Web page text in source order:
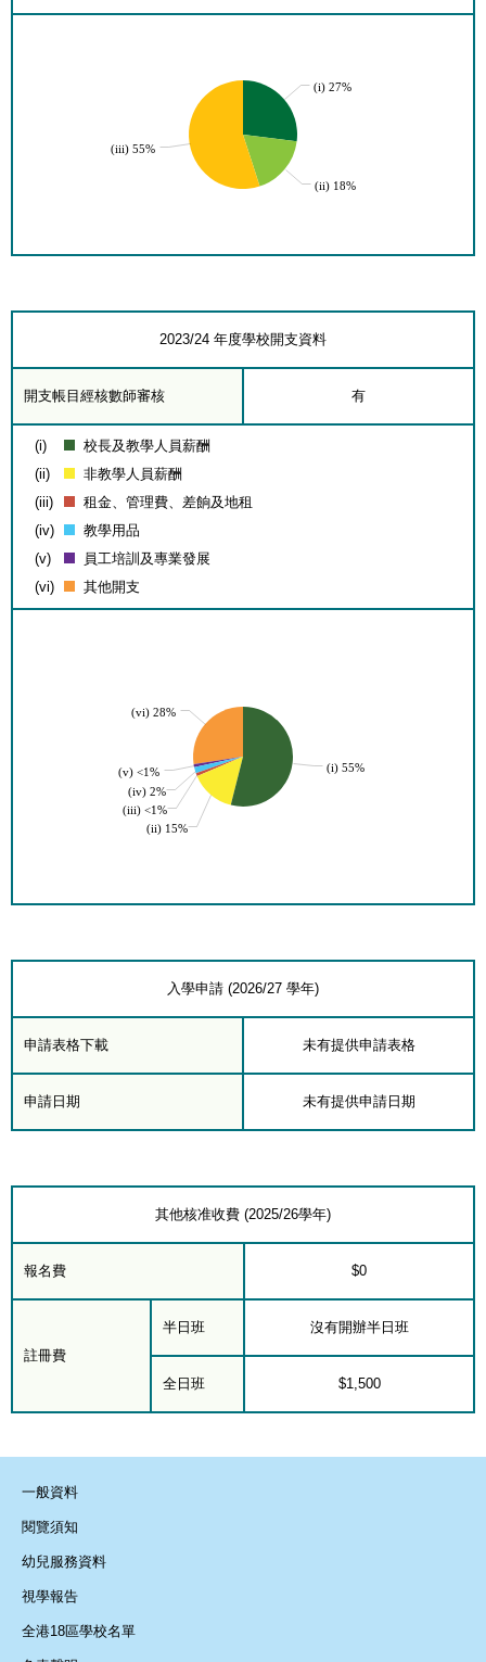
(i) 27%
(ii) 18%
(iii) 55%
2023/24 年度學校開支資料
開支帳目經核數師審核 有
(i)
校長及教學人員薪酬
(ii)
非教學人員薪酬
(iii)
租金、管理費、差餉及地租
(iv)
教學用品
(v)
員工培訓及專業發展
(vi)
其他開支
(vi) 28%
(v) <1%
(iv) 2%
(iii) <1%
(ii) 15%
(i) 55%
入學申請 (2026/27 學年)
申請表格下載 未有提供申請表格
申請日期 未有提供申請日期
其他核准收費 (2025/26學年)
報名費 $0
註冊費
半日班 沒有開辦半日班
全日班 $1,500
一般資料
閱覽須知
幼兒服務資料
視學報告
全港18區學校名單